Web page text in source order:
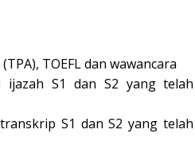
TOEFL dan wawancara
S1 dan S2 yang telah
S1 dan S2 yang telah